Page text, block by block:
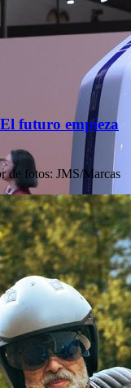
futuro empieza
de fotos: JMS/Marcas